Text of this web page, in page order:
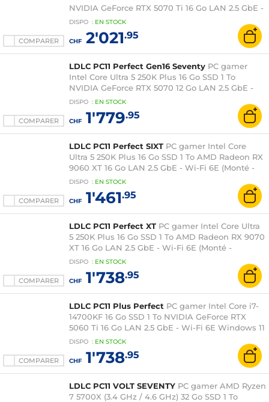
COMPARER
NVIDIA GeForce RTX 5070 Ti 16 Go LAN 2.5 GbE -
Wi-Fi 6E (Monté - Windows 11 en version d'essai)
DISPO : EN STOCK
CHF2'021.95
COMPARER
LDLC PC11 Perfect Gen16 Seventy PC gamer
Intel Core Ultra 5 250K Plus 16 Go SSD 1 To
NVIDIA GeForce RTX 5070 12 Go LAN 2.5 GbE -
Wi-Fi 6E (Monté - Windows 11 Famille)
DISPO : EN STOCK
CHF1'779.95
COMPARER
LDLC PC11 Perfect SIXT PC gamer Intel Core
Ultra 5 250K Plus 16 Go SSD 1 To AMD Radeon RX
9060 XT 16 Go LAN 2.5 GbE - Wi-Fi 6E (Monté -
Windows 11 Famille)
DISPO : EN STOCK
CHF1'461.95
COMPARER
LDLC PC11 Perfect XT PC gamer Intel Core Ultra
5 250K Plus 16 Go SSD 1 To AMD Radeon RX 9070
XT 16 Go LAN 2.5 GbE - Wi-Fi 6E (Monté -
Windows 11 Famille)
DISPO : EN STOCK
CHF1'738.95
COMPARER
LDLC PC11 Plus Perfect PC gamer Intel Core i7-
14700KF 16 Go SSD 1 To NVIDIA GeForce RTX
5060 Ti 16 Go LAN 2.5 GbE - Wi-Fi 6E Windows 11
Famille (monté)
DISPO : EN STOCK
CHF1'738.95
LDLC PC11 VOLT SEVENTY PC gamer AMD Ryzen
7 5700X (3.4 GHz / 4.6 GHz) 32 Go SSD 1 To